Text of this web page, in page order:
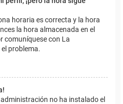
horaria es correcta y la hora
la hora almacenada en el
comuníquese con La
problema.
no ha instalado el